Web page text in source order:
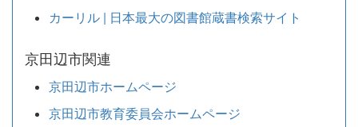
カーリル | 日本最大の図書館蔵書検索サイト
京田辺市関連
京田辺市ホームページ
京田辺市教育委員会ホームページ